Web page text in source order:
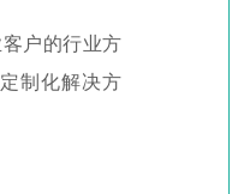
户的行业方
制化解决方